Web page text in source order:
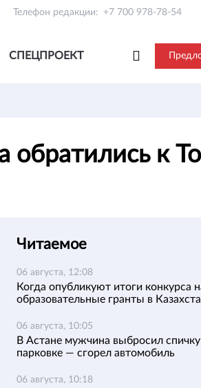
Телефон редакции: +7 700 978-78-54
СПЕЦПРОЕКТ
обратились к
Читаемое
06 августа, 12:08
Когда опубликуют итоги конкурса
образовательные гранты в
06 августа, 10:05
В Астане мужчина выбросил спичку
парковке — сгорел автомобиль
06 августа, 10:18